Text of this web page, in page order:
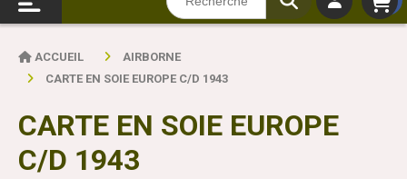
ACCUEIL
AIRBORNE
CARTE EN SOIE EUROPE C/D 1943
CARTE EN SOIE EUROPE
C/D 1943